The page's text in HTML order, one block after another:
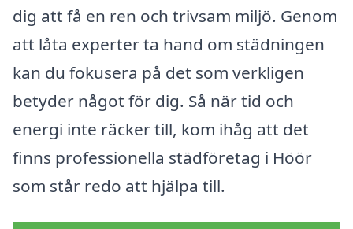
dig att få en ren och trivsam miljö. Genom
att låta experter ta hand om städningen
kan du fokusera på det som verkligen
betyder något för dig. Så när tid och
energi inte räcker till, kom ihåg att det
finns professionella städföretag i Höör
som står redo att hjälpa till.